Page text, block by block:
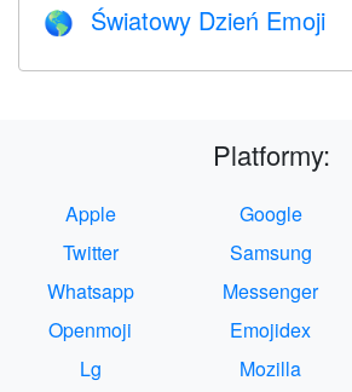
🌎 Światowy Dzień Emoji
Platformy:
Apple Google
Twitter
Samsung
Whatsapp
Messenger
Openmoji
Emojidex
Lg
Mozilla